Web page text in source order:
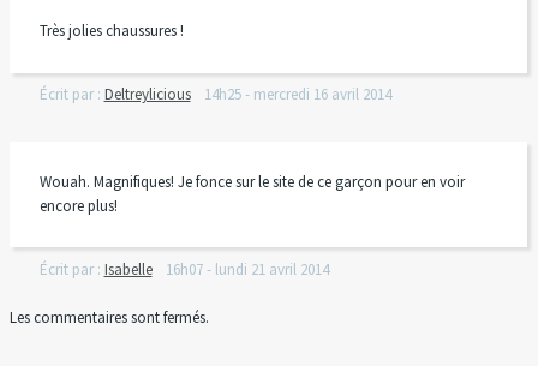
Très jolies chaussures !
Écrit par : Deltreylicious 14h25- mercredi 16 avril 2014
Wouah. Magnifiques! Je fonce sur le site de ce garçon pour en voir
encore plus!
Écrit par : Isabelle 16h07- lundi 21 avril 2014
Les commentaires sont fermés.